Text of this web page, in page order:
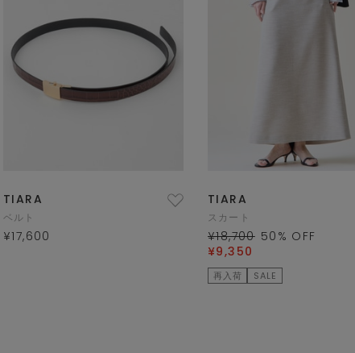
TIARA
ベルト
¥17,600
TIARA
スカート
¥18,700 50 % OFF
¥9,350
再入荷 SALE